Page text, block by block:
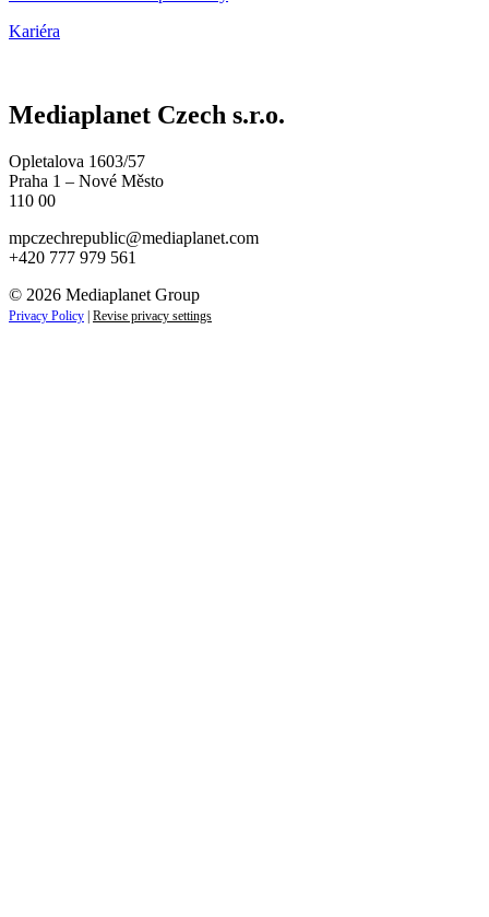
Kariéra
Mediaplanet Czech s.r.o.
Opletalova 1603/57
Praha 1 – Nové Město
110 00
mpczechrepublic@mediaplanet.com
+420 777 979 561
© 2026 Mediaplanet Group
Privacy Policy Revise privacy settings